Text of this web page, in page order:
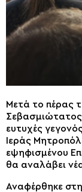
Μετά το πέρας
ευτυχές
Ιεράς
εψηφισμένου
θα αναλάβει
Αναφέρθηκε